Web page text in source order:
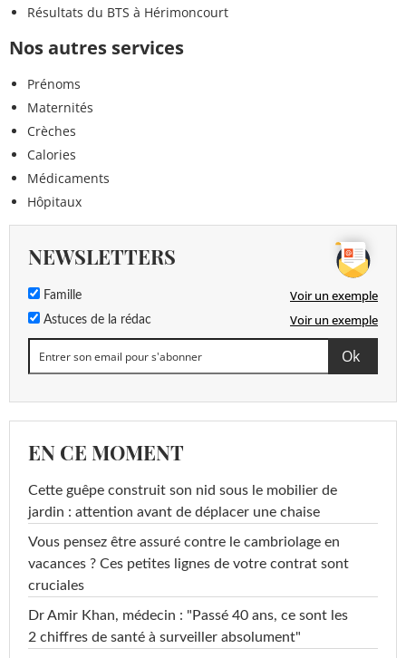
Résultats du BTS à Hérimoncourt
Nos autres services
Prénoms
Maternités
Crèches
Calories
Médicaments
Hôpitaux
NEWSLETTERS
Famille Voir un exemple
Astuces de la rédac Voir un exemple
EN CE MOMENT
Cette guêpe construit son nid sous le mobilier de
jardin : attention avant de déplacer une chaise
Vous pensez être assuré contre le cambriolage en
vacances ? Ces petites lignes de votre contrat sont
cruciales
Dr Amir Khan, médecin : "Passé 40 ans, ce sont les
2 chiffres de santé à surveiller absolument"